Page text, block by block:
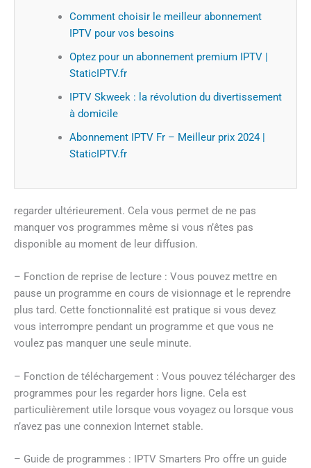
Comment choisir le meilleur abonnement
IPTV pour vos besoins
Optez pour un abonnement premium IPTV |
StaticIPTV.fr
IPTV Skweek : la révolution du divertissement
à domicile
Abonnement IPTV Fr – Meilleur prix 2024 |
StaticIPTV.fr
regarder ultérieurement. Cela vous permet de ne pas
manquer vos programmes même si vous n’êtes pas
disponible au moment de leur diffusion.
– Fonction de reprise de lecture : Vous pouvez mettre en
pause un programme en cours de visionnage et le reprendre
plus tard. Cette fonctionnalité est pratique si vous devez
vous interrompre pendant un programme et que vous ne
voulez pas manquer une seule minute.
– Fonction de téléchargement : Vous pouvez télécharger des
programmes pour les regarder hors ligne. Cela est
particulièrement utile lorsque vous voyagez ou lorsque vous
n’avez pas une connexion Internet stable.
– Guide de programmes : IPTV Smarters Pro offre un guide